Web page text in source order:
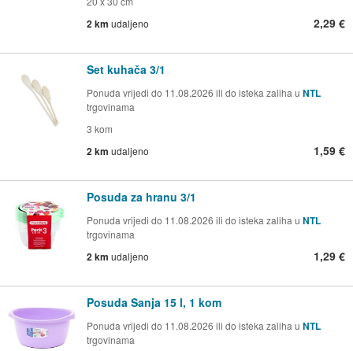
2 km udaljeno 2,29 €
Set kuhača 3/1
Ponuda vrijedi do 11.08.2026 ili do isteka zaliha u NTL
trgovinama
3 kom
2 km udaljeno 1,59 €
Posuda za hranu 3/1
Ponuda vrijedi do 11.08.2026 ili do isteka zaliha u NTL
trgovinama
2 km udaljeno 1,29 €
Posuda Sanja 15 l, 1 kom
Ponuda vrijedi do 11.08.2026 ili do isteka zaliha u NTL
trgovinama